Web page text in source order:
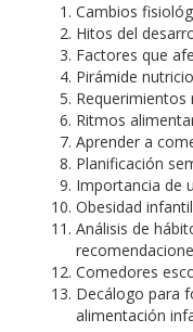
Cambios
Hitos del
Factores que
Pirámide
Requerimientos
Ritmos
Aprender a
Planificación
Importancia de
Obesidad
Análisis de
Comedores
Decálogo para
alimentación